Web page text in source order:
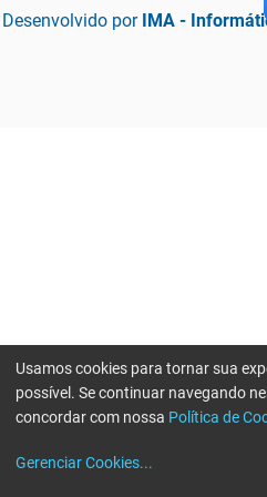
Desenvolvido por IMA -
Usamos cookies para tornar sua
possível. Se continuar navegando
concordar com nossa Política de
Gerenciar Cookies...
Erro ao enviar informações, por